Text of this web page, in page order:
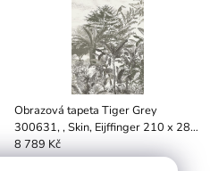
Obrazová tapeta Tiger Grey
300631, , Skin, Eijffinger 210 x 280
cm
8 789 Kč